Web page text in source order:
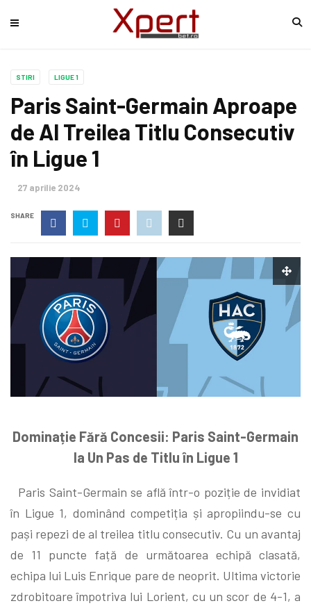
STIRI LIGUE 1
Paris Saint-Germain Aproape
de Al Treilea Titlu Consecutiv
în Ligue 1
27 aprilie 2024
SHARE
Dominație Fără Concesii: Paris Saint-Germain
la Un Pas de Titlu în Ligue 1
Paris Saint-Germain se află într-o poziție de invidiat
în Ligue 1, dominând competiția și apropiindu-se cu
pași repezi de al treilea titlu consecutiv. Cu un avantaj
de 11 puncte față de următoarea echipă clasată,
echipa lui Luis Enrique pare de neoprit. Ultima victorie
zdrobitoare împotriva lui Lorient, cu un scor de 4-1, a